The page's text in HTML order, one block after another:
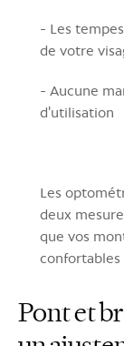
- Les
de votre
- Aucune
d'utilisation
Les
deux
que vos
confortables
Pont et